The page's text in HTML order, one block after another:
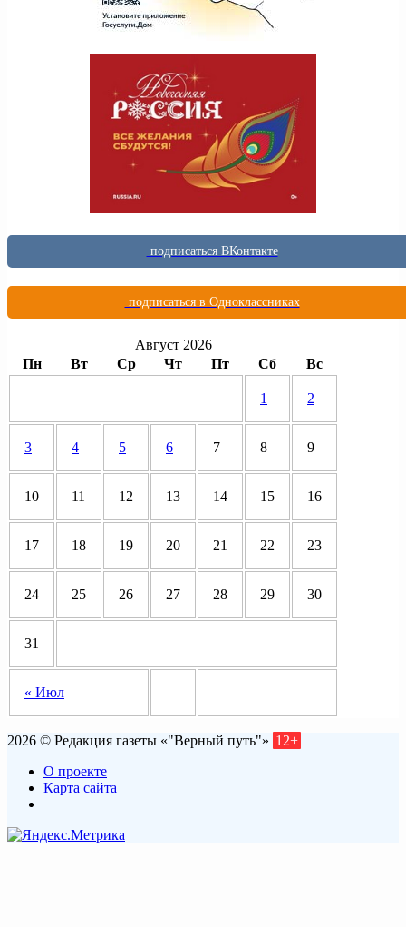
подписаться ВКонтакте
подписаться в Одноклассниках
Август 2026
Пн
Вт Ср Чт Пт Сб Вс
« Июл
1 2
3 4 5 6 7 8 9
10 11 12 13 14 15 16
17 18 19 20 21 22 23
24 25 26 27 28 29 30
31
2026 © Редакция газеты «"Верный путь"» 12+
О проекте
Карта сайта